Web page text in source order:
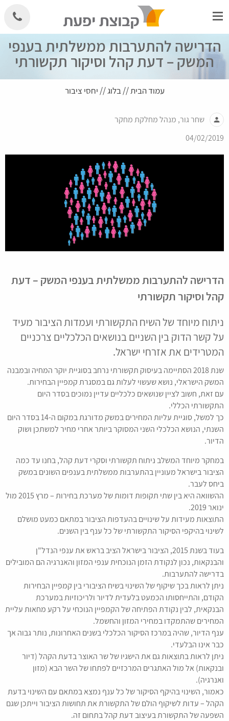
to
הדרישה להתערבות ממשלתית בענפי
המשק – דעת קהל וסיקור תקשורתי
עמוד הבית//בלוג// יחסי ציבור
person
שחר גור, מנהל מחלקת מחקר
04/02/2019
הדרישה להתערבות ממשלתית בענפי המשק – דעת
קהל וסיקור תקשורתי
ניתוח מיוחד של השיח התקשורתי ועמדות הציבור מעיד
על קשר הדוק בין השניים בנושאים הכלכליים צרכניים
המטרידים את אזרחי ישראל.
שנת 2018 הסתיימה בעיסוק תקשורתי נרחב בסוגיית יוקר המחיה ובמבנה
המשק הישראלי, נושא שעשוי לעלות גם במסגרת קמפיין הבחירות.
עם זאת, חשוב לציין שנושאים כלכליים עדיין נמוכים בסדר היום
התקשורתי הכללי.
כך למשל, סוגיית עליות המחירים במשק מדורגת במקום ה-14 בסדר היום
השנתי, הנושא הכלכלי השני המסוקר ביותר אחרי מחיר למשתכן ושוק
הדיור.
במחקר מיוחד המשלב ניתוח תקשורתי וסקרי דעת קהל, בחנו עד כמה
הציבור בישראל מעוניין בהתערבות ממשלתית בענפים השונים במשק
ביחס לעבר.
ההשוואה היא בין שתי תקופות דומות של מערכת בחירות – מרץ 2015 מול
ינואר 2019.
התוצאות מעידות על שינויים בהעדפות הציבור במתאם כמעט מושלם
לשינוי בהיקפי הסיקור התקשורתי של כל ענף בין השנים.
בעוד בשנת 2015, הציבור בישראל הציב בראש את ענפי הנדל"ן
והבנקאות, נכון לנקודת הזמן הנוכחית ענפי המזון והאנרגיה הם המובילים
בדרישה להתערבות.
ניתן לראות בכך שיקוף של השינוי בשיח הציבורי בין קמפיין הבחירות
הקודם, והתייחסותו הכמעט בלעדית לדיור ולריכוזיות במערכת
הבנקאית, לבין נקודת הפתיחה של הקמפיין הנוכחי על רקע מחאות עליית
המחירים שהתמקדו במחירי המזון והחשמל.
ענף הדיור, שהיה במרכז הסיקור הכלכלי בשנים האחרונות, נותר גבוה אך
כבר אינו הבלעדי.
ניתן לראות בתוצאות גם את הישגיו של שר האוצר בדעת הקהל (דיור
ובנקאות) אל מול האתגרים המרכזיים לפתחו של השר הבא (מזון
ואנרגיה).
כאמור, השינוי בהיקף הסיקור של כל ענף נמצא במתאם עם השינוי בדעת
הקהל – עדות לשיקוף הולם של התקשורת את תחושות הציבור וייתכן שגם
השפעה של התקשורת בעיצוב דעת קהל בתחום זה.